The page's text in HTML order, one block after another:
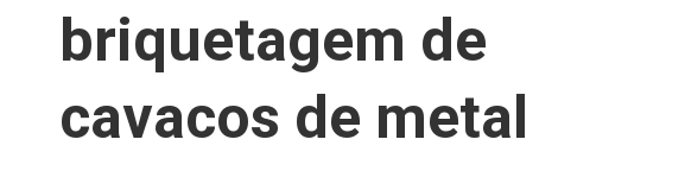
briquetagem de
cavacos de metal